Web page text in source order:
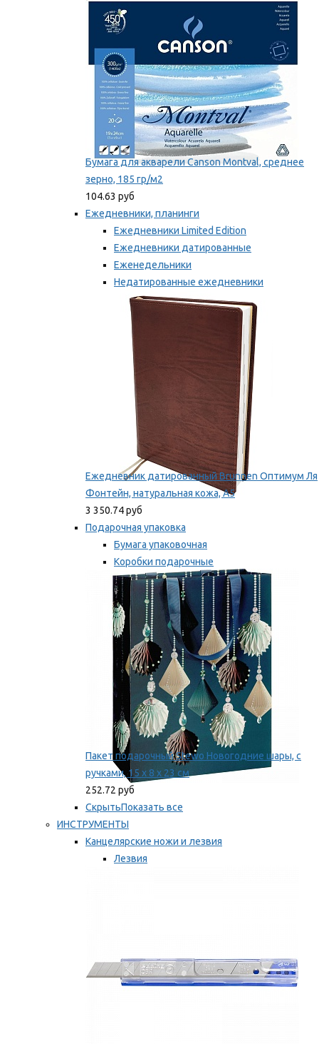
Мы рекомендуем
Бумага для акварели Canson Montval, среднее
зерно, 185 гр/м2
104.63 руб
Ежедневники, планинги
Ежедневники Limited Edition
Ежедневники датированные
Еженедельники
Недатированные ежедневники
Планинги
Мы рекомендуем
Ежедневник датированный Brunnen Оптимум Ля
Фонтейн, натуральная кожа, А5
3 350.74 руб
Подарочная упаковка
Бумага упаковочная
Коробки подарочные
Ленты, бобины
Мы рекомендуем
Пакет подарочный Stewo Новогодние шары, с
ручками, 15 х 8 х 23 см
252.72 руб
СкрытьПоказать все
ИНСТРУМЕНТЫ
Канцелярские ножи и лезвия
Лезвия